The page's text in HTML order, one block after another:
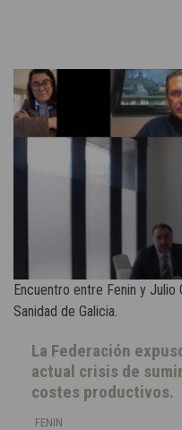
Encuentro entre Fenin y Julio
Sanidad de Galicia.
La Federación
actual crisis de
costes productivos.
FENIN